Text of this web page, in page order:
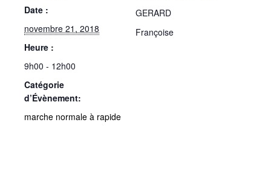
Date :
novembre 21, 2018
Heure :
9h00 - 12h00
Catégorie
d’Évènement:
marche normale à rapide
GERARD
Françoise